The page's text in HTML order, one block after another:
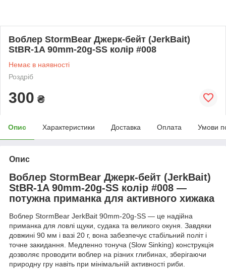
Воблер StormBear Джерк-бейт (JerkBait)
StBR-1A 90mm-20g-SS колір #008
Немає в наявності
Роздріб
300 ₴
Опис Характеристики Доставка Оплата Умови
Опис
Воблер StormBear Джерк-бейт (JerkBait)
StBR-1A 90mm-20g-SS колір #008 —
потужна приманка для активного хижака
Воблер StormBear JerkBait 90mm-20g-SS — це надійна
приманка для ловлі щуки, судака та великого окуня. Завдяки
довжині 90 мм і вазі 20 г, вона забезпечує стабільний політ і
точне закидання. Медленно тонуча (Slow Sinking) конструкція
дозволяє проводити воблер на різних глибинах, зберігаючи
природну гру навіть при мінімальній активності риби.